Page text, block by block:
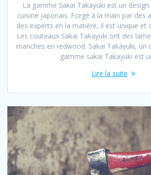
La gamme Sakai Takayuki est un
cuisine japonais. Forgé à la main par des
des experts en la matière, il est unique et
Les couteaux Sakai Takayuki ont des
manches en redwood. Sakai Takayuki, un
gamme sakai Takayuki est
Lire la suite